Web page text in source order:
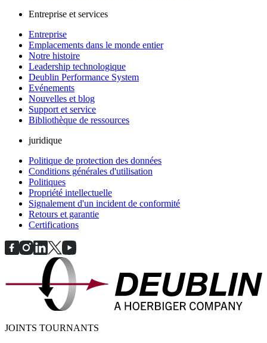
Entreprise et services
Entreprise
Emplacements dans le monde entier
Notre histoire
Leadership technologique
Deublin Performance System
Evénements
Nouvelles et blog
Support et service
Bibliothèque de ressources
juridique
Politique de protection des données
Conditions générales d'utilisation
Politiques
Propriété intellectuelle
Signalement d'un incident de conformité
Retours et garantie
Certifications
JOINTS TOURNANTS